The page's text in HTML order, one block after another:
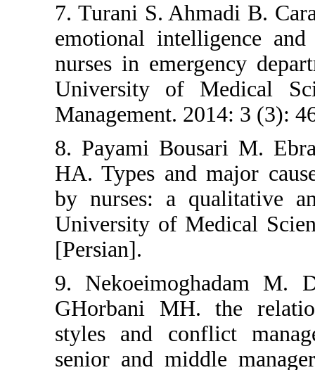
7. Turani S.
emotional
nurses in
University of
Management.
8. Payami
HA. Types and
by nurses: a
University of
[Persian].
9.
GHorbani MH.
styles and
senior and middle